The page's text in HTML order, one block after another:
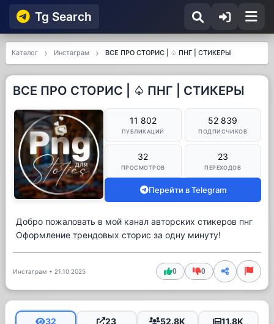
Tg Searсh
Каталог Инстаграм ВСЕ ПРО СТОРИС | ♤ ПНГ | СТИКЕРЫ
ВСЕ ПРО СТОРИС | ♤ ПНГ | СТИКЕРЫ
11 802
ПУБЛИКАЦИЙ
52 839
ПОДПИСЧИКОВ
32
ПРОСМОТРОВ
23
ПЕРЕХОДОВ
Перейти в Telegram
Добро пожаловать в мой канал авторских стикеров пнг
Оформление трендовых сторис за одну минуту!
Инстаграм • 21.10.2025 0 0
32 23 52.8K 11.8K